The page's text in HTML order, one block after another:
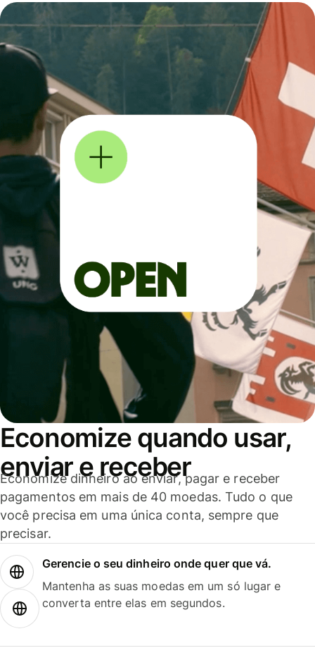
Economize quando usar,
enviar e receber
Economize dinheiro ao enviar, pagar e receber
pagamentos em mais de 40 moedas. Tudo o que
você precisa em uma única conta, sempre que
precisar.
Gerencie o seu dinheiro onde quer que vá.
Mantenha as suas moedas em um só lugar e
converta entre elas em segundos.